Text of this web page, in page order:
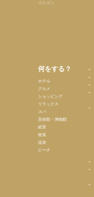
ヨルダン
何をする？
ホテル
グルメ
ショッピング
リラックス
スパ
美術館・博物館
絶景
散策
温泉
ビーチ